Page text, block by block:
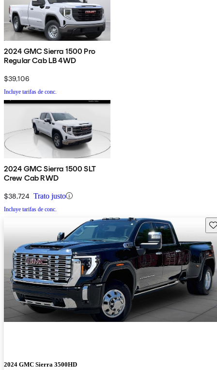
2024 GMC Sierra 1500 Pro
Regular Cab LB 4WD
$39,106
Incluye tarifas de conc.
2024 GMC Sierra 1500 SLT
Crew Cab RWD
$38,724 Trato justo
Incluye tarifas de conc.
2024 GMC Sierra 3500HD